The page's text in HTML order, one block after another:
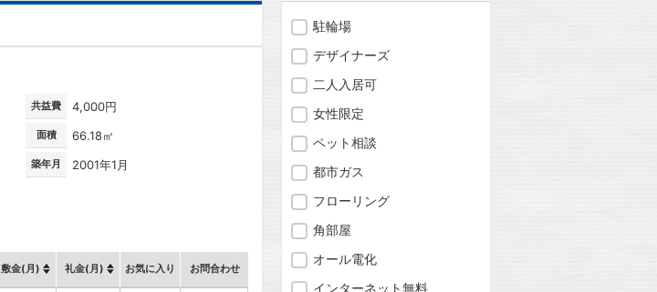
共益費 4,000円
面積 66.18㎡
築年月 2001年1月
敷金(月) 礼金(月) お気に入り お問合わせ
駐輪場
デザイナーズ
二人入居可
女性限定
ペット相談
都市ガス
フローリング
角部屋
オール電化
インターネット無料